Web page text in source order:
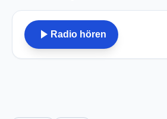
play_arrow Radio hören